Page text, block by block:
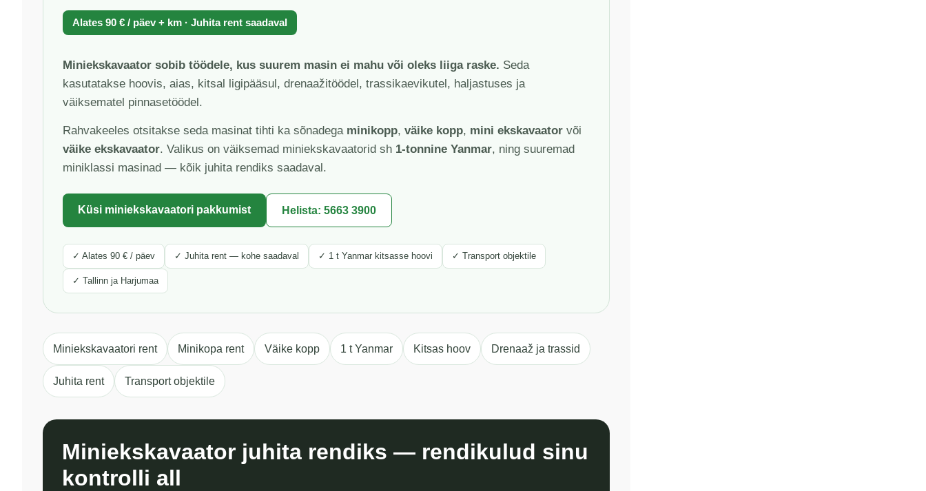
Alates 90 € / päev + km · Juhita rent saadaval
Miniekskavaator sobib töödele, kus suurem masin ei mahu või oleks liiga raske. Seda
kasutatakse hoovis, aias, kitsal ligipääsul, drenaažitöödel, trassikaevikutel, haljastuses ja
väiksematel pinnasetöödel.
Rahvakeeles otsitakse seda masinat tihti ka sõnadega minikopp, väike kopp, mini ekskavaator või
väike ekskavaator. Valikus on väiksemad miniekskavaatorid sh 1-tonnine Yanmar, ning suuremad
miniklassi masinad — kõik juhita rendiks saadaval.
Küsi miniekskavaatori pakkumist Helista: 5663 3900
✓ Alates 90 € / päev ✓ Juhita rent — kohe saadaval ✓ 1 t Yanmar kitsasse hoovi ✓ Transport objektile
✓ Tallinn ja Harjumaa
Miniekskavaatori rent Minikopa rent Väike kopp 1 t Yanmar Kitsas hoov Drenaaž ja trassid
Juhita rent Transport objektile
Miniekskavaator juhita rendiks — rendikulud sinu
kontrolli all